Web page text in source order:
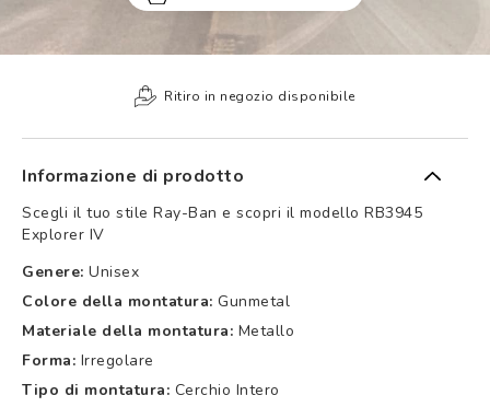
Ritiro in negozio disponibile
Informazione di prodotto
Scegli il tuo stile Ray-Ban e scopri il modello RB3945
Explorer IV
Genere: Unisex
Colore della montatura: Gunmetal
Materiale della montatura: Metallo
Forma: Irregolare
Tipo di montatura: Cerchio Intero